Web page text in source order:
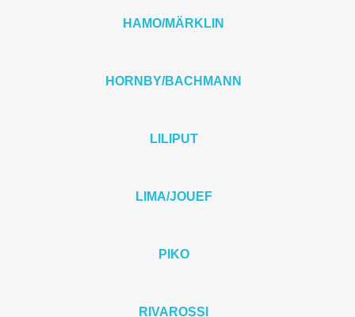
HAMO/MÄRKLIN
HORNBY/BACHMANN
LILIPUT
LIMA/JOUEF
PIKO
RIVAROSSI